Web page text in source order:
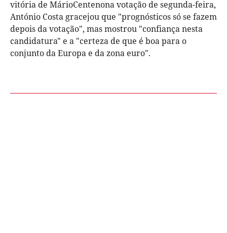
vitória de MárioCentenona votação de segunda-feira,
António Costa gracejou que "prognósticos só se fazem
depois da votação", mas mostrou "confiança nesta
candidatura" e a "certeza de que é boa para o
conjunto da Europa e da zona euro".